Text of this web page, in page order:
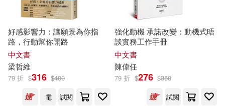
婦幼生活(1360)
餐廚生活(2186)
電子票證(36)
ビッグモーカル(111)
楊春龍(108) 彌勒皇佛(96)
東立(1516)
機械工業出版社(1499)
人民郵電出版社(1390)
清華大學出版社(1261)
配送方式 (可複選)
好感影響力：讓願景為你指
路，行動幫你開路
中文書
梁哲維
79 折 $316 $400
電
試閱
強化動機 承諾改變：動機式晤
談實務工作手冊
中文書
陳偉任
79 折 $276 $350
試閱